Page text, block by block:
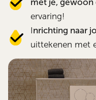
met je, gewoon
ervaring!
Inrichting naar
uittekenen met